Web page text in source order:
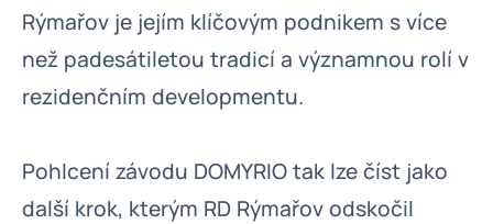
Rýmařov je jejím klíčovým podnikem s více
než padesátiletou tradicí a významnou rolí v
rezidenčním developmentu.
Pohlcení závodu DOMYRIO tak lze číst jako
další krok, kterým RD Rýmařov odskočil